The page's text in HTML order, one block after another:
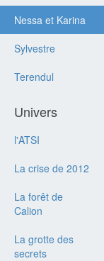
Nessa et Karina
Sylvestre
Terendul
Univers
l'ATSI
La crise de 2012
La forêt de
Calion
La grotte des
secrets